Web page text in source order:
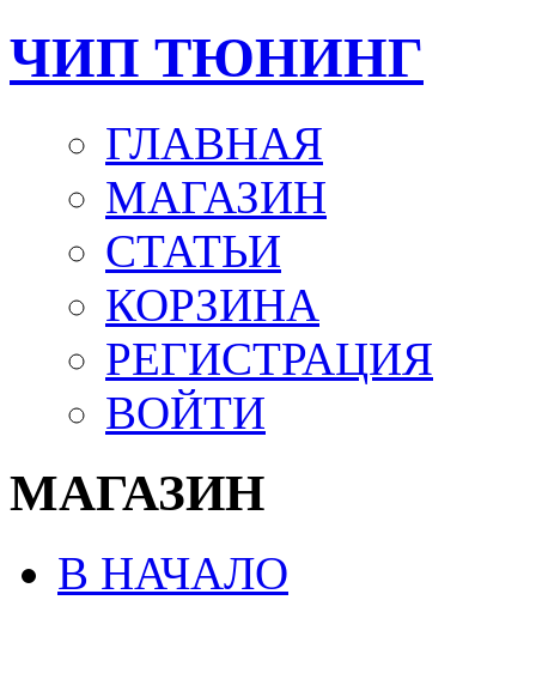
ЧИП ТЮНИНГ
ГЛАВНАЯ
МАГАЗИН
СТАТЬИ
КОРЗИНА
РЕГИСТРАЦИЯ
ВОЙТИ
МАГАЗИН
В НАЧАЛО